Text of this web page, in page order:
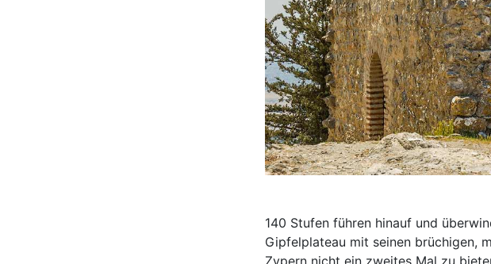
140 Stufen führen hinauf und
Gipfelplateau mit seinen brüchigen,
Zypern nicht ein zweites Mal zu